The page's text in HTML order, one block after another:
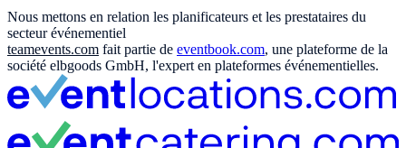
Nous mettons en relation les planificateurs et les prestataires du
secteur événementiel
teamevents.com fait partie de eventbook.com, une plateforme de la
société elbgoods GmbH, l'expert en plateformes événementielles.